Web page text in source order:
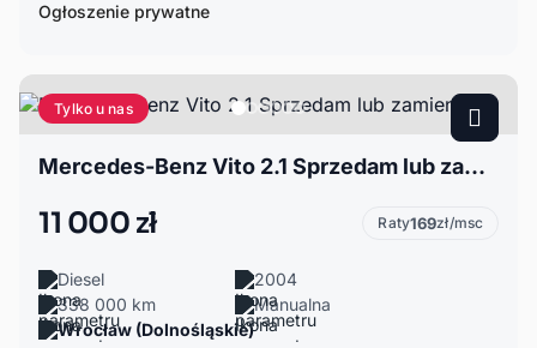
Ogłoszenie prywatne
Tylko u nas
Mercedes-Benz Vito 2.1 Sprzedam lub zamienię
11 000 zł Raty169zł/msc
Diesel
2004
338 000 km
Manualna
Wrocław (Dolnośląskie)